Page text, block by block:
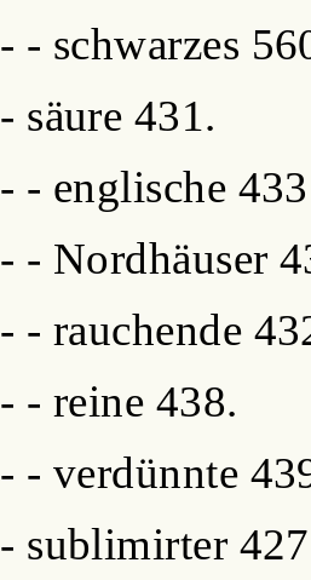
- - schwarzes
- säure 431.
- - englische
- - Nordhäuser
- - rauchende
- - reine 438.
- - verdünnte
- sublimirter